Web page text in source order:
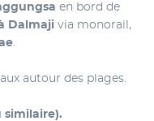
en bord de
Dalmaji via monorail,
autour des plages.
similaire).